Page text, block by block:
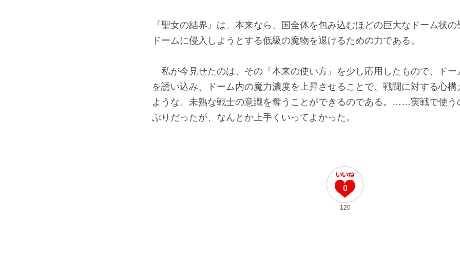
『聖女の結界』は、本来なら、国全体を包み込むほどの巨大なドーム状
ドームに侵入しようとする低級の魔物を退けるための力である。
私が今見せたのは、その『本来の使い方』を少し応用したもので、ドー
を誘い込み、ドーム内の魔力濃度を上昇させることで、戦闘に対する心
ような、未熟な戦士の意識を奪うことができるのである。……実戦で使う
ぶりだったが、なんとか上手くいってよかった。
0
120